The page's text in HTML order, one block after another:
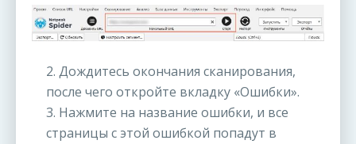
2. Дождитесь окончания сканирования,
после чего откройте вкладку «Ошибки».
3. Нажмите на название ошибки, и все
страницы с этой ошибкой попадут в